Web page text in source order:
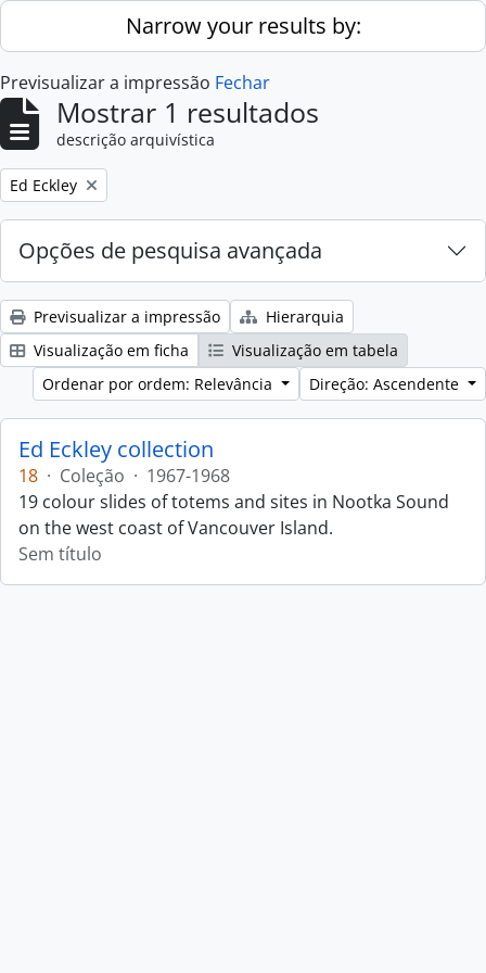
Skip to main contentNarrow your results by:
Previsualizar a impressão Fechar
Mostrar 1 resultados
descrição arquivística
Remove filter:
Ed Eckley
Opções de pesquisa avançada
Previsualizar a impressão
Hierarquia
Visualização em ficha
Visualização em tabela
Ordenar por ordem: Relevância
Direção: Ascendente
Ed Eckley collection
18 · Coleção · 1967-1968
19 colour slides of totems and sites in Nootka Sound
on the west coast of Vancouver Island.
Sem título